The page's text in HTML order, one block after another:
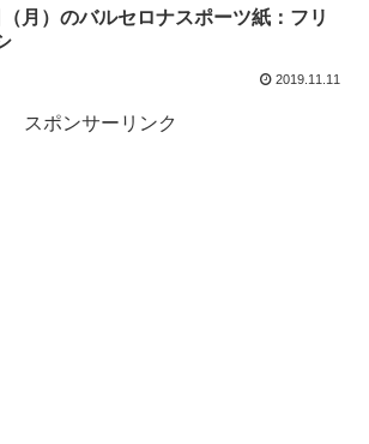
月）のバルセロナスポーツ紙：フリ
2019.11.11
スポンサーリンク